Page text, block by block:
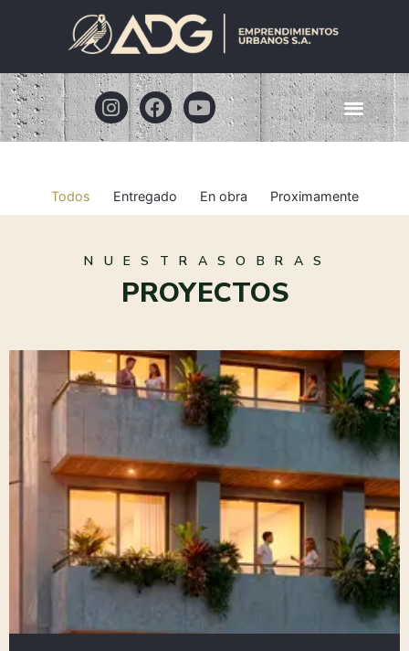
Todos Entregado En obra Proximamente
N U E S T R A S O B R A S
PROYECTOS